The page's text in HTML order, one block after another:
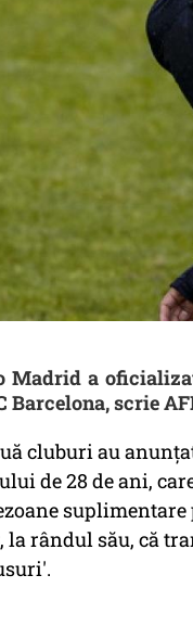
Madrid a
Barcelona, scrie
cluburi au
de 28 de ani,
la rândul său, că